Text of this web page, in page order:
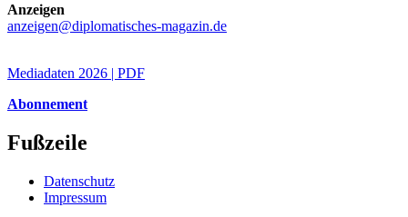
Anzeigen
anzeigen@diplomatisches-magazin.de
Mediadaten 2026 | PDF
Abonnement
Fußzeile
Datenschutz
Impressum